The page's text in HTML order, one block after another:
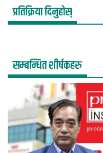
प्रतिक्रिया दिनुहोस्
सम्बन्धित शीर्षकहरु